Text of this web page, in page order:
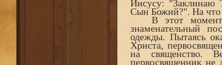
Иисусу: "Заклинаю
Сын Божий?". На что
В этот момент
знаменательный
одежды. Пытаясь
Христа,
на священство.
первосвященник не